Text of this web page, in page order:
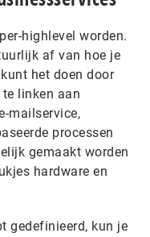
highlevel worden.
af van hoe je
het doen door
linken aan
mailservice,
processen
gemaakt worden
hardware en
gedefinieerd, kun je